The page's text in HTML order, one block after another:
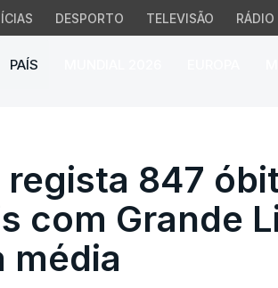
DESPORTO TELEVISÃO RÁDIO
PAÍS
847
847
com Grande
média